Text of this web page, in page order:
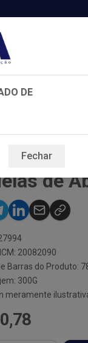
de
20082090
Barras do Produto:
300G
meramente
DE
Fechar